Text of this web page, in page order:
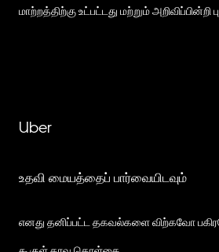
மாற்றத்திற்கு உட்பட்டது மற்றும் அறிவிப்பின்றி
Uber
உதவி மையத்தைப் பார்வையிடவும்
எனது தனிப்பட்ட தகவல்களை விற்கவோ